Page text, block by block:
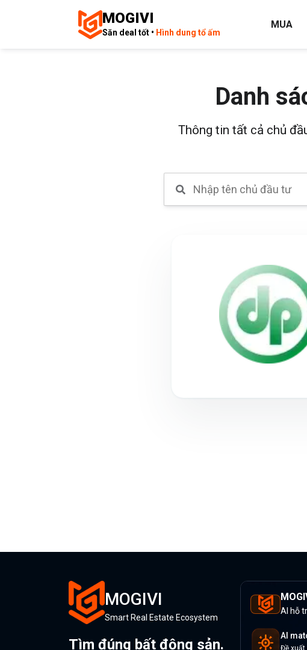
MOGIVI
Săn deal tốt • Hình dung tổ ấm
MUA
Danh
Thông tin tất cả chủ
MOGIVI
Smart Real Estate Ecosystem
Tìm đúng bất động sản.
AI hỗ
AI